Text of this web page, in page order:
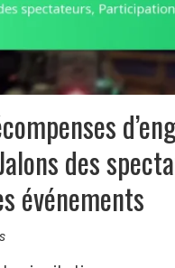
des
événements